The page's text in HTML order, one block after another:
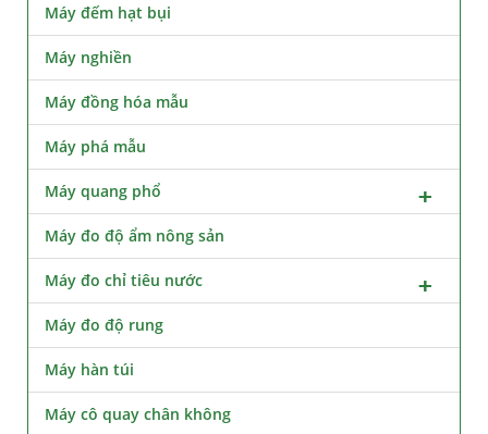
Máy đếm hạt bụi
Máy nghiền
Máy đồng hóa mẫu
Máy phá mẫu
Máy quang phổ
Máy đo độ ẩm nông sản
Máy đo chỉ tiêu nước
Máy đo độ rung
Máy hàn túi
Máy cô quay chân không